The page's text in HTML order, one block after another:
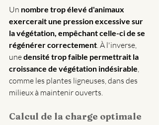
Un nombre trop élevé d'animaux
exercerait une pression excessive sur
la végétation, empêchant celle-ci de se
régénérer correctement . À l'inverse,
une densité trop faible permettrait la
croissance de végétation indésirable
comme les plantes ligneuses, dans des
milieux à maintenir ouverts.
Calcul de la charge optimale